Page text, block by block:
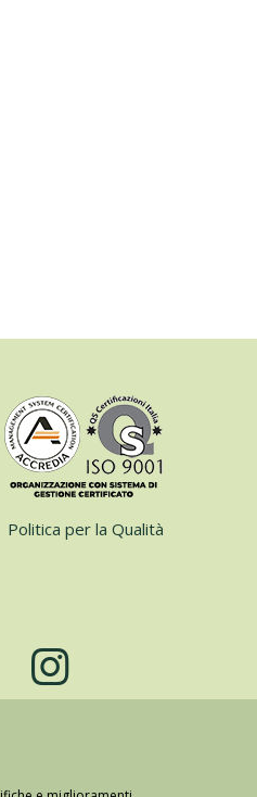
Politica per la Qualità